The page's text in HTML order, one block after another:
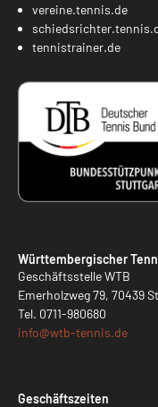
vereine.tennis.de
tennistrainer.de
Württembergischer
Geschäftsstelle WTB
Emerholzweg 79, 70439
Tel. 0711-980680
info@wtb-tennis.de
Geschäftszeiten